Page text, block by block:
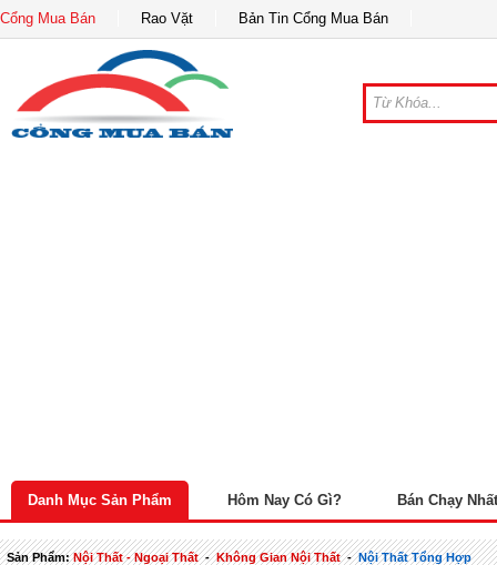
Cổng Mua Bán Rao Vặt Bản Tin Cổng Mua Bán
Danh Mục Sản Phẩm Hôm Nay Có Gì? Bán Chạy Nhất
Sản Phẩm:Nội Thất - Ngoại Thất-Không Gian Nội Thất-Nội Thất Tổng Hợp